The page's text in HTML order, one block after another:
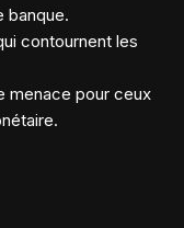
banque.
contournent les
menace pour ceux